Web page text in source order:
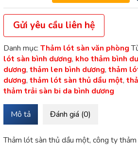
Gửi yêu cầu liên hệ
Danh mục: Thảm lót sàn văn phòng
lót sàn bình dương, kho thảm bình
dương, thảm len bình dương, thảm
dương, thảm lót sàn thủ dầu một,
thảm trải sàn bi da bình dương
Mô tả Đánh giá (0)
Thảm lót sàn thủ dầu một, công ty